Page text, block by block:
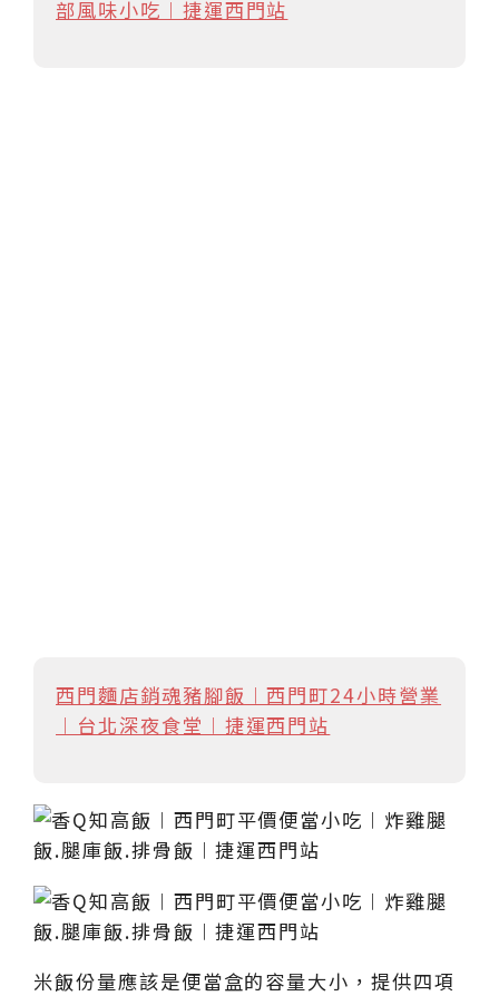
部風味小吃︱捷運西門站
西門麵店銷魂豬腳飯︱西門町24小時營業
︱台北深夜食堂︱捷運西門站
米飯份量應該是便當盒的容量大小，提供四項